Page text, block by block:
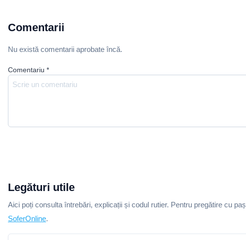
Comentarii
Nu există comentarii aprobate încă.
Comentariu *
Legături utile
Aici poți consulta întrebări, explicații și codul rutier. Pentru pregătire cu
SoferOnline.